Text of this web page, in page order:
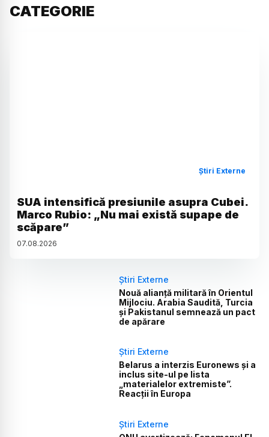
CATEGORIE
Știri Externe
SUA intensifică presiunile asupra Cubei.
Marco Rubio: „Nu mai există supape de
scăpare”
07.08.2026
Știri Externe
Nouă alianță militară în Orientul
Mijlociu. Arabia Saudită, Turcia
și Pakistanul semnează un pact
de apărare
Știri Externe
Belarus a interzis Euronews și a
inclus site-ul pe lista
„materialelor extremiste”.
Reacții în Europa
Știri Externe